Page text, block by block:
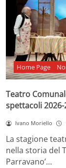
Home Page
Teatro
spettacoli 2026-
Ivano Moriello
La stagione
nella storia del
Parravano’…